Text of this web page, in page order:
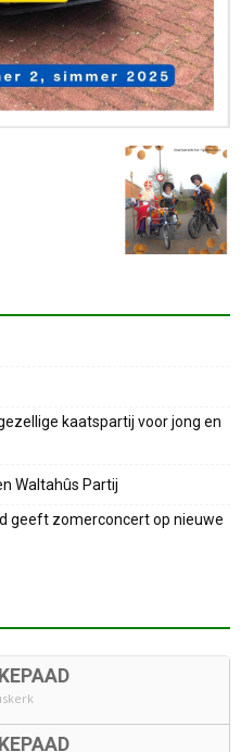
kaatspartij voor jong en
Waltahûs Partij
geeft zomerconcert op nieuwe